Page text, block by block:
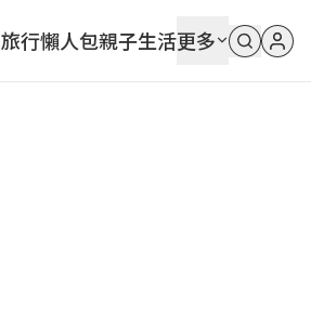
旅行懶人包親子生活更多